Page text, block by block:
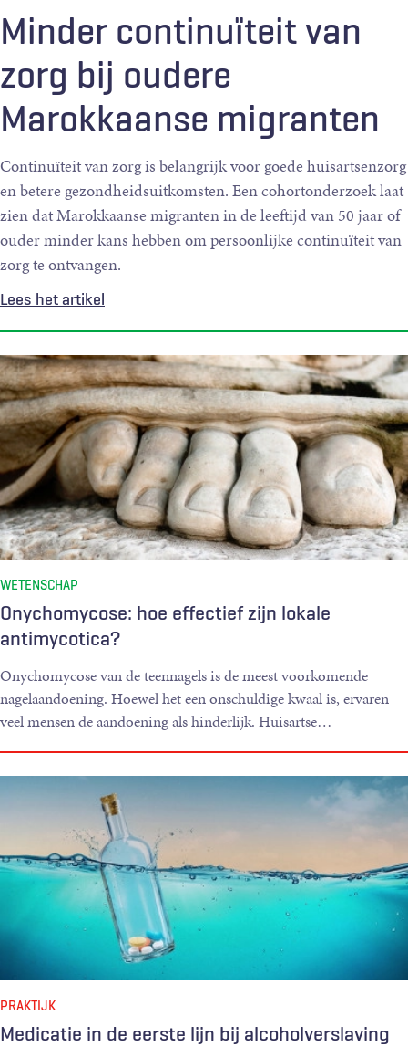
Minder continuïteit van
zorg bij oudere
Marokkaanse migranten
Continuïteit van zorg is belangrijk voor goede huisartsenzorg
en betere gezondheidsuitkomsten. Een cohortonderzoek laat
zien dat Marokkaanse migranten in de leeftijd van 50 jaar of
ouder minder kans hebben om persoonlijke continuïteit van
zorg te ontvangen.
Lees het artikel
Onychomycose: hoe effectief zijn lokale
antimycotica?
WETENSCHAP
Onychomycose van de teennagels is de meest voorkomende
nagelaandoening. Hoewel het een onschuldige kwaal is, ervaren
veel mensen de aandoening als hinderlijk. Huisartse…
Medicatie in de eerste lijn bij alcoholverslaving
PRAKTIJK